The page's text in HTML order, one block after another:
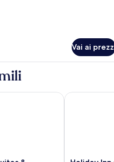
Vai ai
& Restaurant Holiday Inn